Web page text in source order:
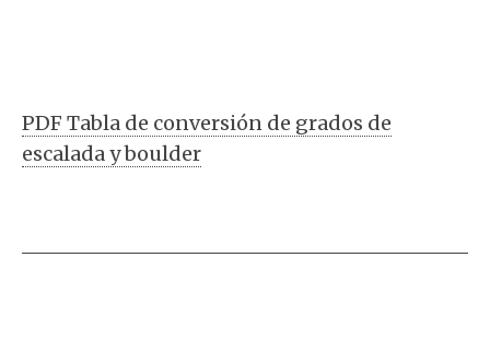
PDF Tabla de conversión de grados de
escalada y boulder